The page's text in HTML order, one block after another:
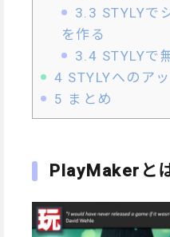
3.3 STYLYで
を作る
3.4 STYLYで
4 STYLYへのア
5 まとめ
PlayMakerと